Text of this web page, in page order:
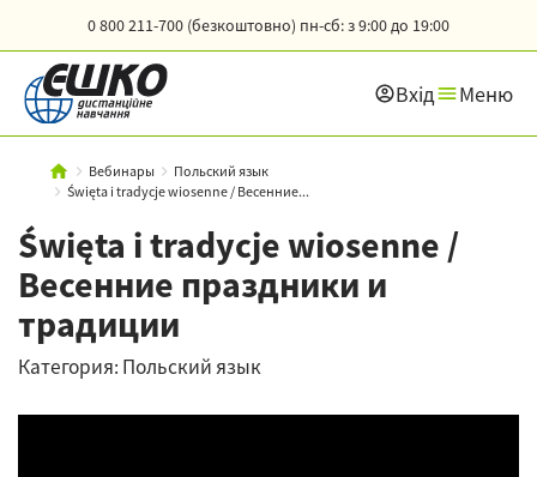
0 800 211-700 (безкоштовно) пн-сб: з 9:00 до 19:00
Вхід Меню
Вебинары
Польский язык
Święta i tradycje wiosenne / Весенние...
Święta i tradycje wiosenne /
Весенние праздники и
традиции
Категория: Польский язык